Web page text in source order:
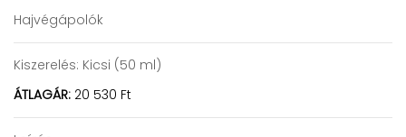
Hajvégápolók
Kiszerelés: Kicsi (50 ml)
ÁTLAGÁR: 20 530 Ft